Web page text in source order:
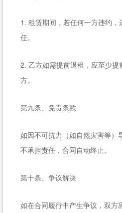
1. 租赁期间，若任何一方违约
任。
2. 乙方如需提前退租，应至少提
方。
第九条、免责条款
如因不可抗力（如自然灾害等）
不承担责任，合同自动终止。
第十条、争议解决
如在合同履行中产生争议，双方